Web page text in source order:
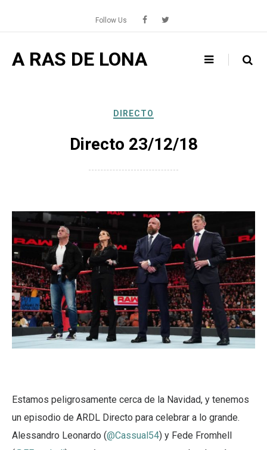
content
Follow Us
A RAS DE LONA
DIRECTO
Directo 23/12/18
Estamos peligrosamente cerca de la Navidad, y tenemos
un episodio de ARDL Directo para celebrar a lo grande.
Alessandro Leonardo (@Cassual54) y Fede Fromhell